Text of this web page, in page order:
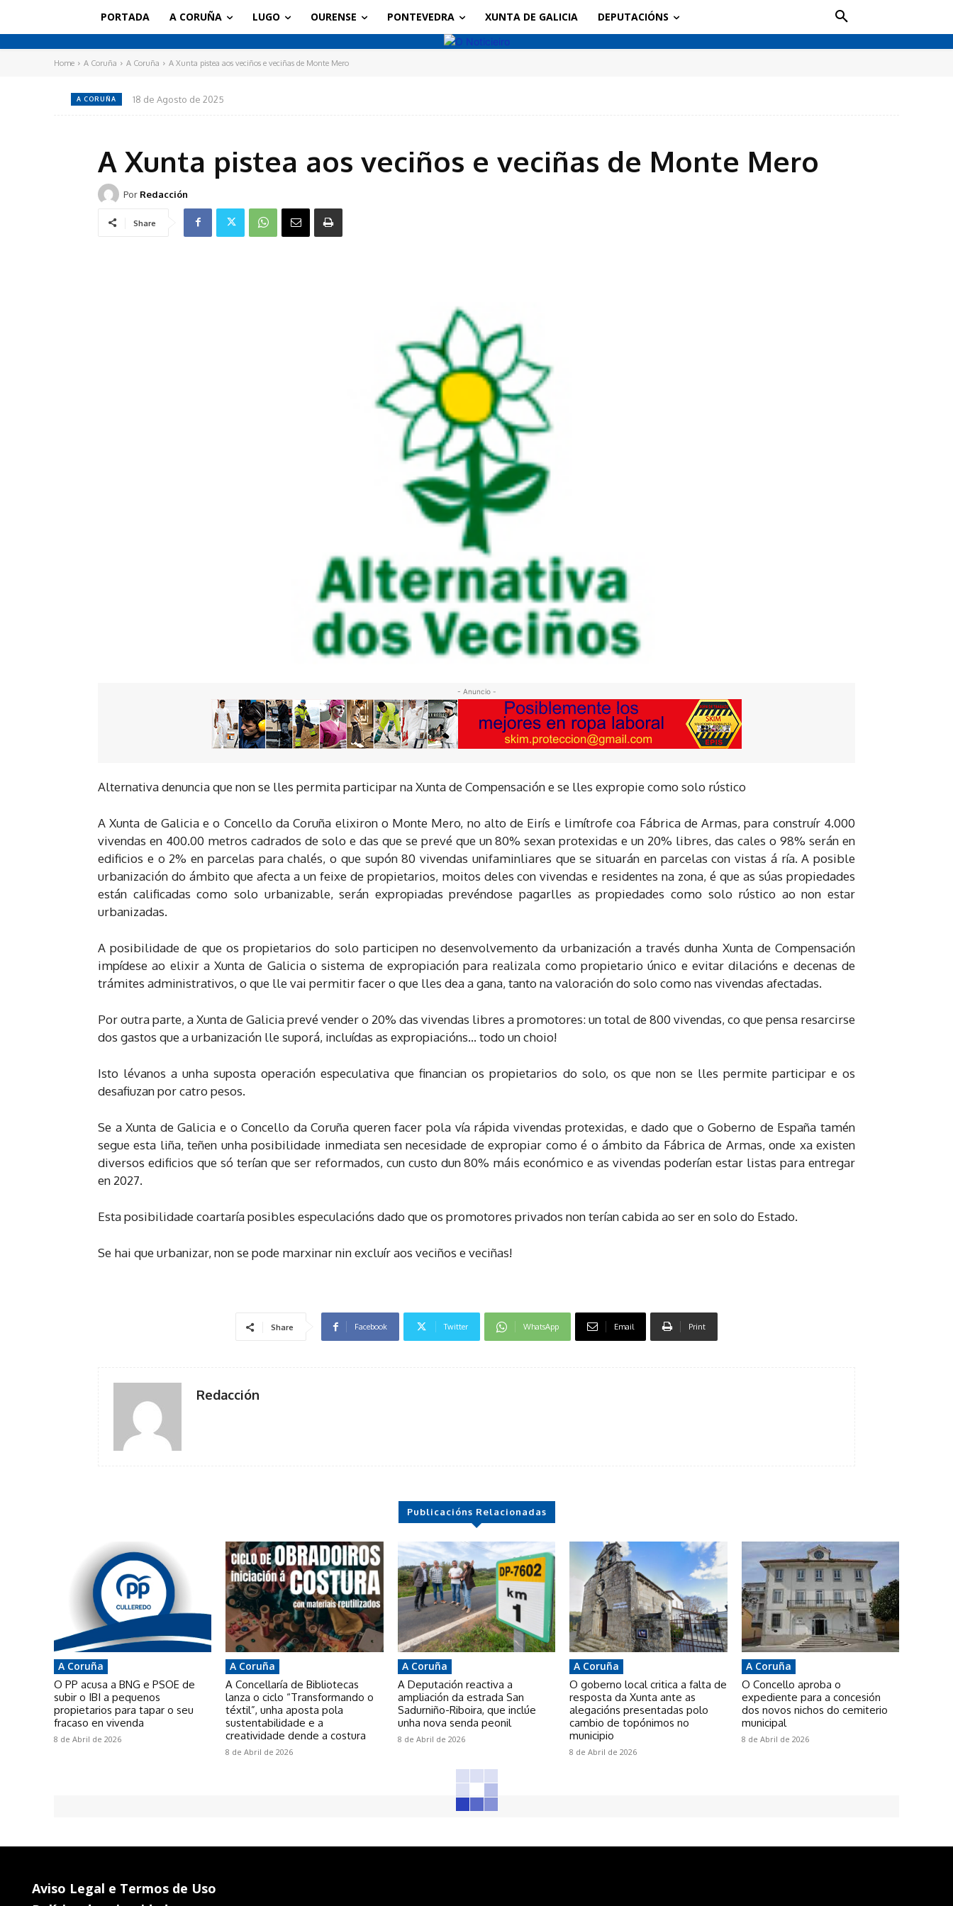
PORTADA A CORUÑA LUGO OURENSE PONTEVEDRA XUNTA DE GALICIA DEPUTACIÓNS
Home A Coruña A Coruña A Xunta pistea aos veciños e veciñas de Monte Mero
A CORUÑA 18 de Agosto de 2025
A Xunta pistea aos veciños e veciñas de Monte Mero
Por Redacción
Share
- Anuncio -
Alternativa denuncia que non se lles permita participar na Xunta de Compensación e se lles expropie como solo rústico
A Xunta de Galicia e o Concello da Coruña elixiron o Monte Mero, no alto de Eirís e limítrofe coa Fábrica de Armas, para construír 4.000
vivendas en 400.00 metros cadrados de solo e das que se prevé que un 80% sexan protexidas e un 20% libres, das cales o 98% serán en
edificios e o 2% en parcelas para chalés, o que supón 80 vivendas unifaminliares que se situarán en parcelas con vistas á ría. A posible
urbanización do ámbito que afecta a un feixe de propietarios, moitos deles con vivendas e residentes na zona, é que as súas propiedades
están calificadas como solo urbanizable, serán expropiadas prevéndose pagarlles as propiedades como solo rústico ao non estar
urbanizadas.
A posibilidade de que os propietarios do solo participen no desenvolvemento da urbanización a través dunha Xunta de Compensación
impídese ao elixir a Xunta de Galicia o sistema de expropiación para realizala como propietario único e evitar dilacións e decenas de
trámites administrativos, o que lle vai permitir facer o que lles dea a gana, tanto na valoración do solo como nas vivendas afectadas.
Por outra parte, a Xunta de Galicia prevé vender o 20% das vivendas libres a promotores: un total de 800 vivendas, co que pensa resarcirse
dos gastos que a urbanización lle suporá, incluídas as expropiacións… todo un choio!
Isto lévanos a unha suposta operación especulativa que financian os propietarios do solo, os que non se lles permite participar e os
desafiuzan por catro pesos.
Se a Xunta de Galicia e o Concello da Coruña queren facer pola vía rápida vivendas protexidas, e dado que o Goberno de España tamén
segue esta liña, teñen unha posibilidade inmediata sen necesidade de expropiar como é o ámbito da Fábrica de Armas, onde xa existen
diversos edificios que só terían que ser reformados, cun custo dun 80% máis económico e as vivendas poderían estar listas para entregar
en 2027.
Esta posibilidade coartaría posibles especulacións dado que os promotores privados non terían cabida ao ser en solo do Estado.
Se hai que urbanizar, non se pode marxinar nin excluír aos veciños e veciñas!
Share Facebook Twitter WhatsApp Email Print
Redacción
Publicacións Relacionadas
A Coruña
O PP acusa a BNG e PSOE de
subir o IBI a pequenos
propietarios para tapar o seu
fracaso en vivenda
8 de Abril de 2026
A Coruña
A Concellaría de Bibliotecas
lanza o ciclo “Transformando o
téxtil”, unha aposta pola
sustentabilidade e a
creatividade dende a costura
8 de Abril de 2026
A Coruña
A Deputación reactiva a
ampliación da estrada San
Sadurniño-Riboira, que inclúe
unha nova senda peonil
8 de Abril de 2026
A Coruña
O goberno local critica a falta de
resposta da Xunta ante as
alegacións presentadas polo
cambio de topónimos no
municipio
8 de Abril de 2026
A Coruña
O Concello aproba o
expediente para a concesión
dos novos nichos do cemiterio
municipal
8 de Abril de 2026
Aviso Legal e Termos de Uso